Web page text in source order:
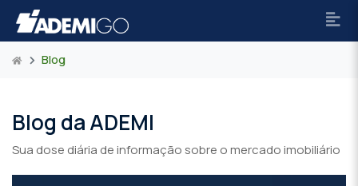
Blog
Blog da ADEMI
Sua dose diária de informação sobre o mercado imobiliário